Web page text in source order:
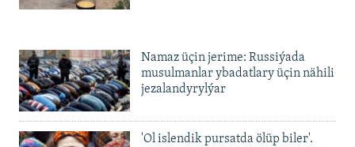
Namaz üçin jerime: Russiýada
musulmanlar ybadatlary üçin nähili
jezalandyrylýar
'Ol islendik pursatda ölüp biler'.